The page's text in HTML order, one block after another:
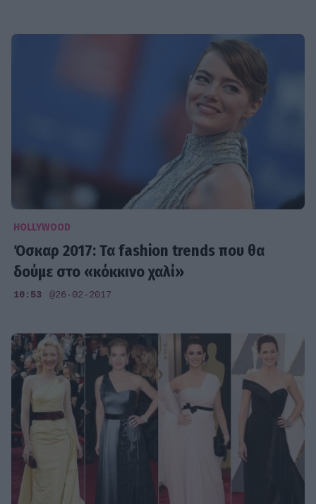
HOLLYWOOD
Όσκαρ 2017: Τα fashion trends που θα
δούμε στο «κόκκινο χαλί»
10:53 @26-02-2017